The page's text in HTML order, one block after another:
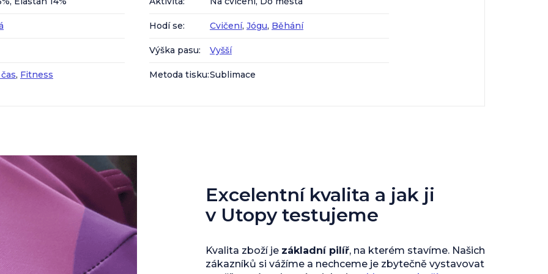
Hodí se: Cvičení, Jógu, Běhání
Výška pasu: Vyšší
, Fitness Metoda tisku:Sublimace
Excelentní kvalita a jak ji
v Utopy testujeme
Kvalita zboží je základní pilíř, na kterém stavíme. Našich
zákazníků si vážíme a nechceme je zbytečně vystavovat